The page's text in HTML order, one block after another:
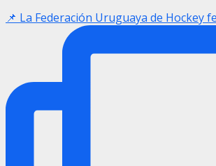
📌 La Federación Uruguaya de Hockey